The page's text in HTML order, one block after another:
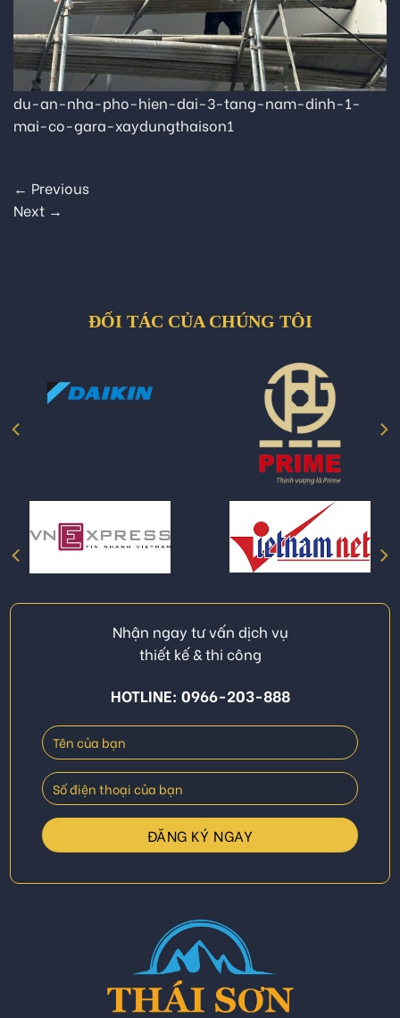
du-an-nha-pho-hien-dai-3-tang-nam-dinh-1-
mai-co-gara-xaydungthaison1
← Previous
Next →
ĐỐI TÁC CỦA CHÚNG TÔI
Nhận ngay tư vấn dịch vụ
thiết kế & thi công
HOTLINE: 0966-203-888